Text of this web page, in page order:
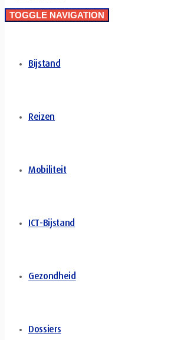
TOGGLE NAVIGATION
Bijstand
Reizen
Mobiliteit
ICT-Bijstand
Gezondheid
Dossiers